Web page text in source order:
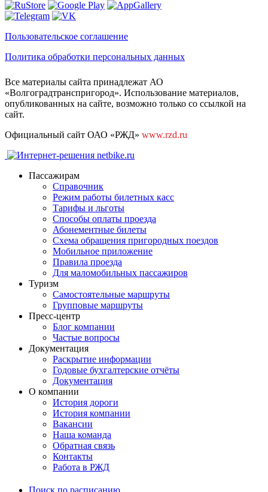
Пользовательское соглашение
Политика обработки персональных данных
Все материалы сайта принадлежат АО
«Волгоградтранспригород». Использование материалов,
опубликованных на сайте, возможно только со ссылкой на
сайт.
Официальный сайт ОАО «РЖД» www.rzd.ru
Пассажирам
Справочник
Режим работы билетных касс
Тарифы и льготы
Способы оплаты проезда
Абонементные билеты
Схема обращения пригородных поездов
Мобильное приложение
Правила проезда
Для маломобильных пассажиров
Туризм
Самостоятельные маршруты
Групповые маршруты
Пресс-центр
Блог компании
Частые вопросы
Документация
Раскрытие информации
Годовые бухгалтерские отчёты
Документация
О компании
История дороги
История компании
Вакансии
Наша команда
Обратная связь
Контакты
Работа в РЖД
Поиск по расписанию